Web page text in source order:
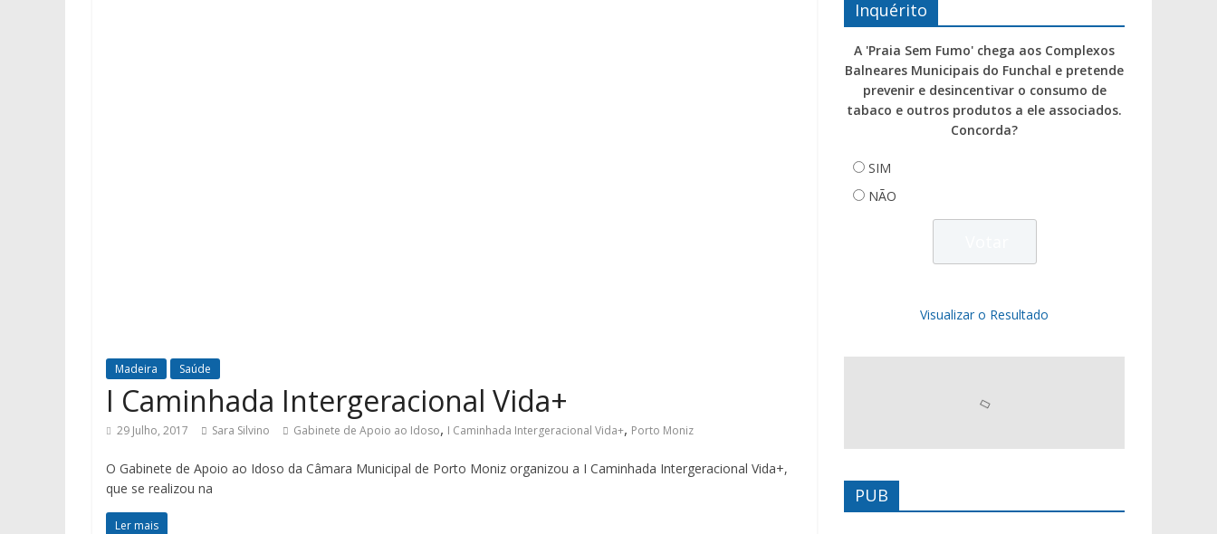
Madeira Saúde
I Caminhada Intergeracional Vida+
29 Julho, 2017 Sara Silvino Gabinete de Apoio ao Idoso, I Caminhada Intergeracional Vida+, Porto Moniz
O Gabinete de Apoio ao Idoso da Câmara Municipal de Porto Moniz organizou a I Caminhada Intergeracional Vida+,
que se realizou na
Ler mais
Inquérito
A 'Praia Sem Fumo' chega aos Complexos
Balneares Municipais do Funchal e pretende
prevenir e desincentivar o consumo de
tabaco e outros produtos a ele associados.
Concorda?
SIM
NÃO
Visualizar o Resultado
PUB